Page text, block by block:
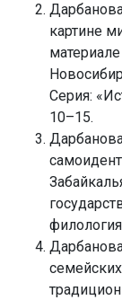
картине
Серия:
10–15.